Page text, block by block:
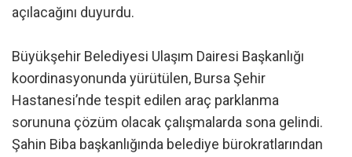
açılacağını duyurdu.
Büyükşehir Belediyesi Ulaşım Dairesi Başkanlığı
koordinasyonunda yürütülen, Bursa Şehir
Hastanesi’nde tespit edilen araç parklanma
sorununa çözüm olacak çalışmalarda sona gelindi.
Şahin Biba başkanlığında belediye bürokratlarından